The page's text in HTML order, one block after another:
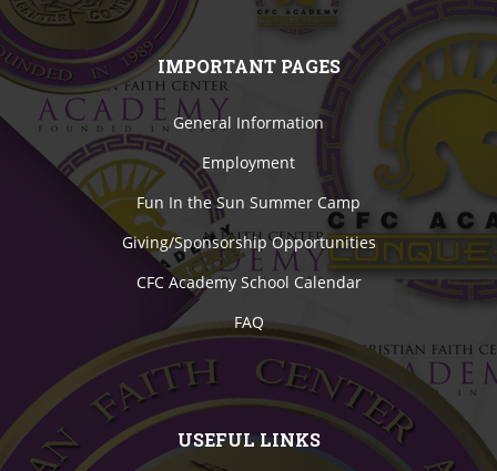
IMPORTANT PAGES
General Information
Employment
Fun In the Sun Summer Camp
Giving/Sponsorship Opportunities
CFC Academy School Calendar
FAQ
USEFUL LINKS